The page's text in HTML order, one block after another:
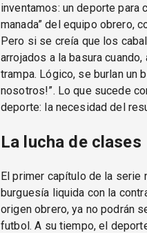
inventamos: un deporte para
manada” del equipo obrero,
Pero si se creía que los
arrojados a la basura
trampa. Lógico, se burlan un
nosotros!”. Lo que sucede
deporte: la necesidad del
La lucha de clases
El primer capítulo de la serie
burguesía liquida con la
origen obrero, ya no podrán
futbol. A su tiempo, el